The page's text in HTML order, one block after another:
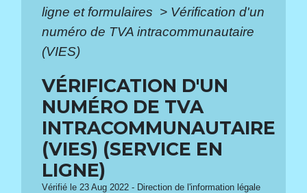
ligne et formulaires > Vérification d'un
numéro de TVA intracommunautaire
(VIES)
VÉRIFICATION D'UN
NUMÉRO DE TVA
INTRACOMMUNAUTAIRE
(VIES) (SERVICE EN
LIGNE)
Vérifié le 23 Aug 2022 - Direction de l'information légale